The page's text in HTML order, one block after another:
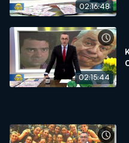
02:16:48
02:15:44